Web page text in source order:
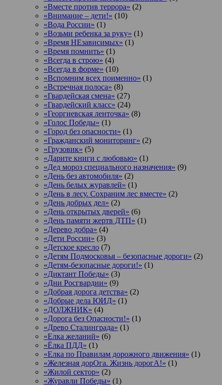
«Вместе против террора» (2)
«Внимание – дети!» (10)
«Вода России» (1)
«Возьми ребенка за руку» (1)
«Время НЕзависимых» (1)
«Время помнить» (1)
«Всегда в строю» (4)
«Всегда в форме» (10)
«Вспомним всех поименно» (1)
«Встречная полоса» (8)
«Гвардейская смена» (27)
«Гвардейский класс» (24)
«Георгиевская ленточка» (8)
«Голос Победы» (1)
«Город без опасности» (1)
«Гражданский мониторинг» (2)
«Грузовик» (5)
«Дарите книги с любовью» (1)
«Дед мороз специального назначения» (9)
«День без автомобиля» (2)
«День белых журавлей» (1)
«День в лесу. Сохраним лес вместе» (2)
«День добрых дел» (2)
«День открытых дверей» (6)
«День памяти жертв ДТП» (1)
«Дерево добра» (4)
«Дети России» (3)
«Детское кресло (7)
«Детям Подмосковья – безопасные дороги» (2)
«Детям-безопасные дороги!» (1)
«Диктант Победы» (3)
«Дни Росгвардии» (9)
«Добрая дорога детства» (2)
«Добрые дела ЮИД» (1)
«ДОЛЖНИК» (4)
«Дорога без Опасности!» (1)
«Древо Сталинграда» (1)
«Елка желаний» (6)
«Ёлка ПДД» (1)
«Елка по Правилам дорожного движения» (1)
«Железная дорОга. Жизнь дорогА!» (1)
«Жилой сектор» (2)
«Журавли Победы» (1)